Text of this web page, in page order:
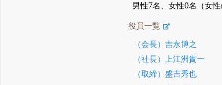
男性7名、女性0名（女
役員一覧
（会長）吉永博之
（社長）上江洲貴一
（取締）盛吉秀也